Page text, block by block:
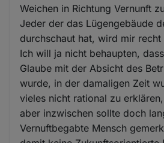
Weichen in Richtung Vernunft
Jeder der das Lügengebäude
durchschaut hat, wird mir recht
Ich will ja nicht behaupten,
Glaube mit der Absicht des
wurde, in der damaligen Zeit
vieles nicht rational zu erklären,
aber inzwischen sollte doch
Vernuftbegabte Mensch